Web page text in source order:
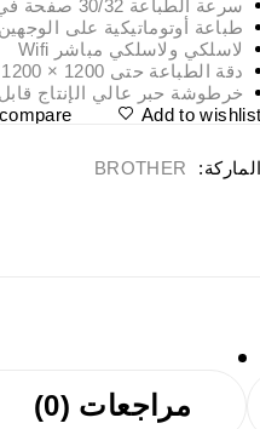
سرعة الطباعة 30/32 صفحة في الدقيقة (A4/LTR)
طباعة أوتوماتيكية على
لاسلكي ولاسلكي مباشر Wifi
دقة الطباعة حتى 1200 × 1200 نقطة في البوصة
خرطوشة حبر عالي الإنتاج
Add to wishlist
الماركة: BROTHER
مراجعات (0)